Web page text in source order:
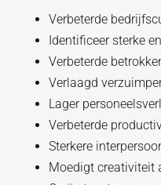
Verbeterde
Identificeer sterke
Verbeterde
Verlaagd
Lager
Verbeterde
Sterkere
Moedigt creativiteit